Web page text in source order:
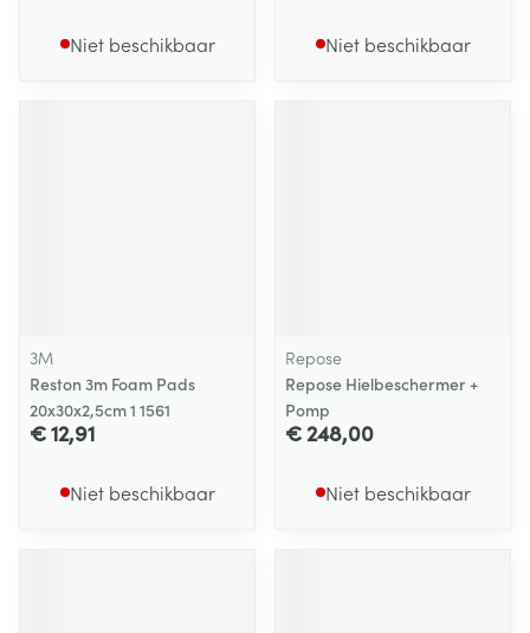
Niet beschikbaar Niet beschikbaar
3M
Reston 3m Foam Pads
20x30x2,5cm 1 1561
€ 12,91
Niet beschikbaar
Repose
Repose Hielbeschermer +
Pomp
€ 248,00
Niet beschikbaar